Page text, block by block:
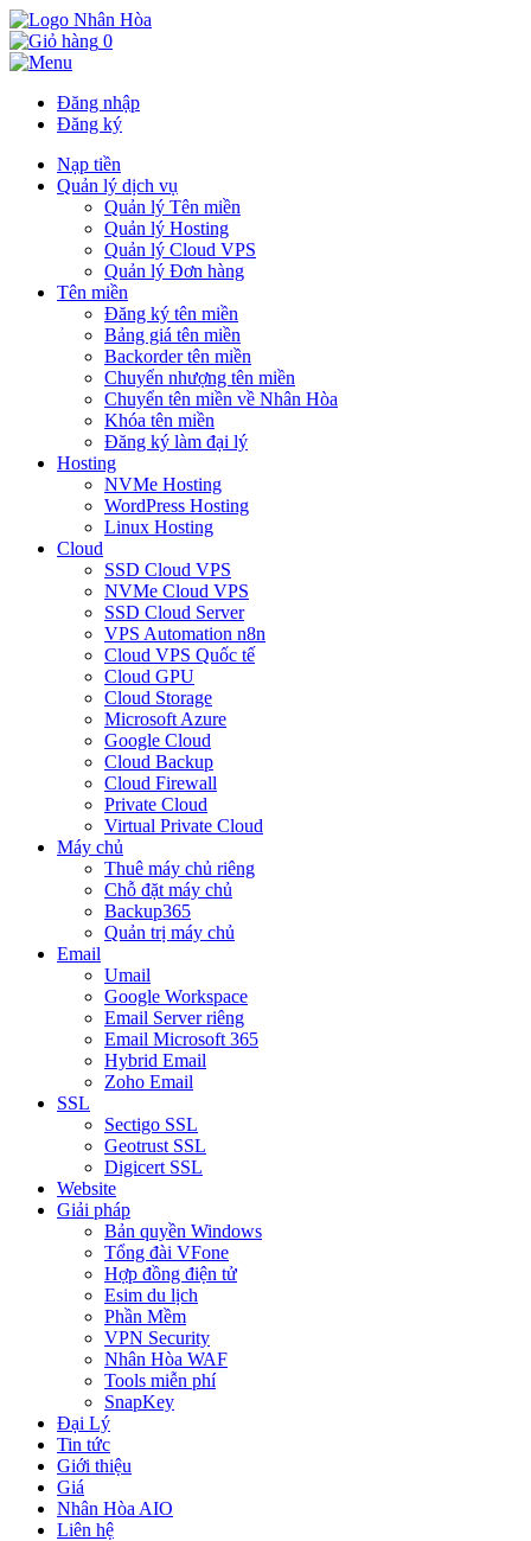
0
Đăng nhập
Đăng ký
Nạp tiền
Quản lý dịch vụ
Quản lý Tên miền
Quản lý Hosting
Quản lý Cloud VPS
Quản lý Đơn hàng
Tên miền
Đăng ký tên miền
Bảng giá tên miền
Backorder tên miền
Chuyển nhượng tên miền
Chuyển tên miền về Nhân Hòa
Khóa tên miền
Đăng ký làm đại lý
Hosting
NVMe Hosting
WordPress Hosting
Linux Hosting
Cloud
SSD Cloud VPS
NVMe Cloud VPS
SSD Cloud Server
VPS Automation n8n
Cloud VPS Quốc tế
Cloud GPU
Cloud Storage
Microsoft Azure
Google Cloud
Cloud Backup
Cloud Firewall
Private Cloud
Virtual Private Cloud
Máy chủ
Thuê máy chủ riêng
Chỗ đặt máy chủ
Backup365
Quản trị máy chủ
Email
Umail
Google Workspace
Email Server riêng
Email Microsoft 365
Hybrid Email
Zoho Email
SSL
Sectigo SSL
Geotrust SSL
Digicert SSL
Website
Giải pháp
Bản quyền Windows
Tổng đài VFone
Hợp đồng điện tử
Esim du lịch
Phần Mềm
VPN Security
Nhân Hòa WAF
Tools miễn phí
SnapKey
Đại Lý
Tin tức
Giới thiệu
Giá
Nhân Hòa AIO
Liên hệ